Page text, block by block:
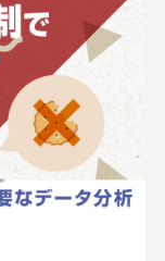
難しく、認知
告の評価を行
が増している
ーション分
させた成功
ご紹介しま